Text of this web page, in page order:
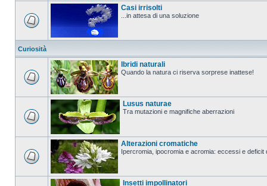
Casi irrisolti
...in attesa di una soluzione
Curiosità
Ibridi naturali
Quando la natura ci riserva sorprese inattese!
Lusus naturae
Tra mutazioni e magnifiche aberrazioni
Alterazioni cromatiche
Ipercromia, ipocromia e acromia: eccessi e deficit
Insetti impollinatori